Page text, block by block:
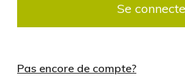
Se
Pas encore de compte?